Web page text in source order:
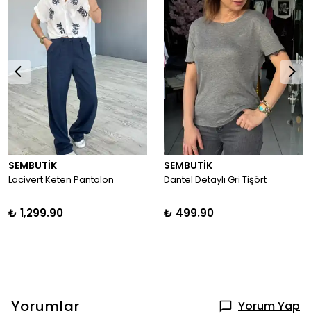
SEMBUTİK
Lacivert Keten Pantolon
₺ 1,299.90
SEMBUTİK
Dantel Detaylı Gri Tişört
₺ 499.90
Yorumlar Yorum Yap